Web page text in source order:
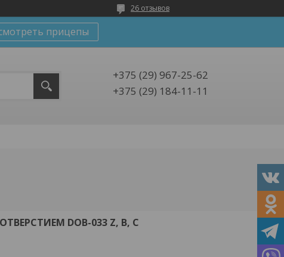
26 отзывов
прицепы
+375 (29) 967-25-62
+375 (29) 184-11-11
DOB-033 Z, B, C